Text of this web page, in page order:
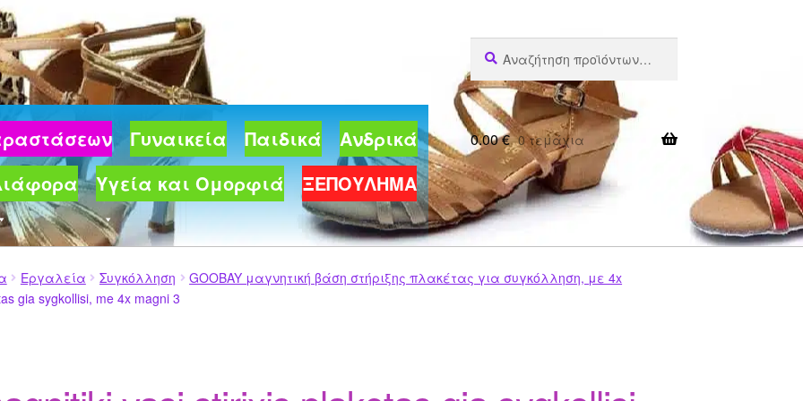
για:
Γυναικεία Παιδικά
Ανδρικά
Υγεία και Ομορφιά ΞΕΠΟΥΛΗΜΑ
0.00€ 0 τεμάχια
Εργαλεία Συγκόλληση
GOOBAY μαγνητική βάση στήριξης πλακέτας για συγκόλληση, με 4x
gia sygkollisi, me 4x magni 3